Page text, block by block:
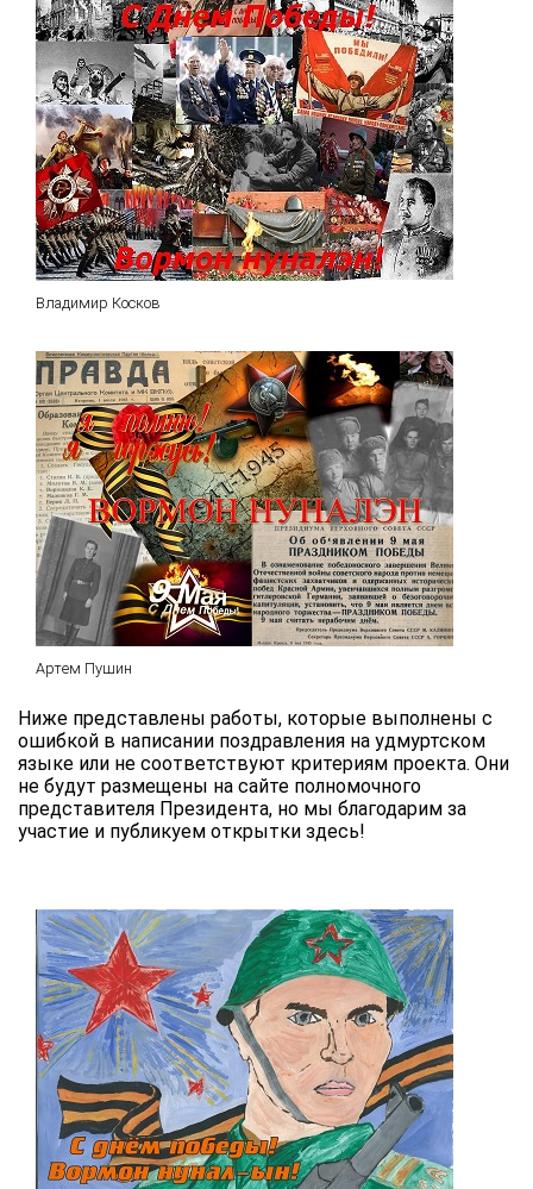
Владимир Косков
Артем Пушин
Ниже представлены работы, которые выполнены с
ошибкой в написании поздравления на удмуртском
языке или не соответствуют критериям проекта. Они
не будут размещены на сайте полномочного
представителя Президента, но мы благодарим за
участие и публикуем открытки здесь!